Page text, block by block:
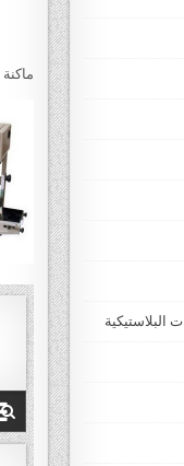
ماكنة لحام
البلاستيكية